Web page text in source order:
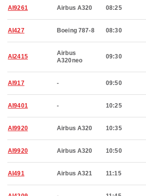
AI9261 Airbus A320 08:25
AI427 Boeing 787-8 08:30
AI2415
Airbus
A320neo
09:30
AI917 - 09:50
AI9401 - 10:25
AI9920 Airbus A320 10:35
AI9920 Airbus A320 10:50
AI491 Airbus A321 11:15